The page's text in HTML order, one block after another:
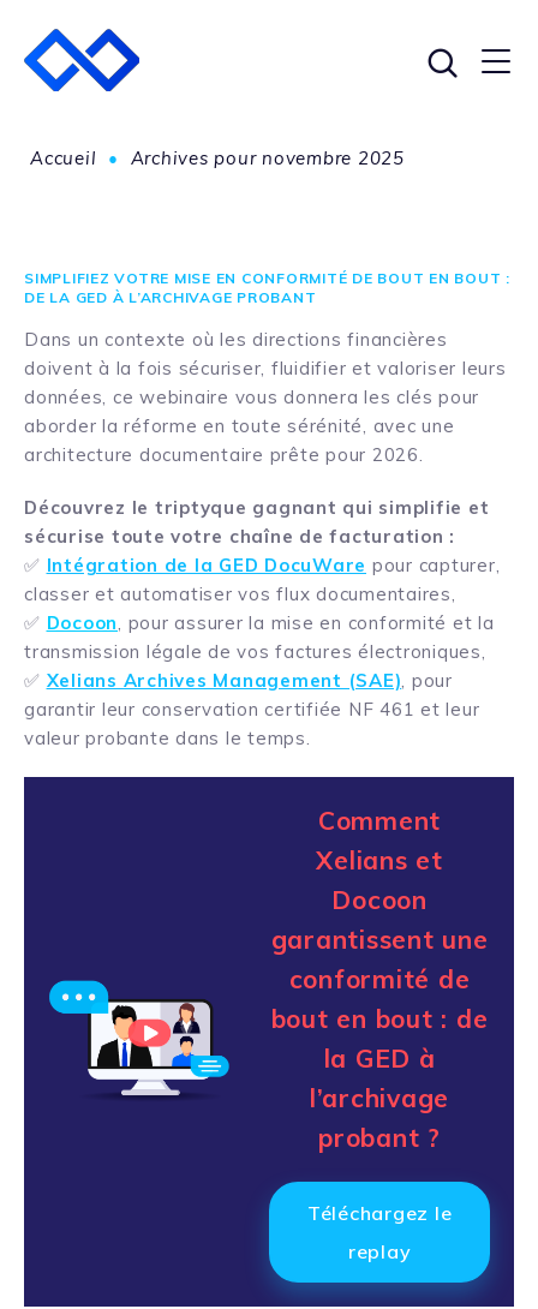
Accueil • Archives pour novembre 2025
SIMPLIFIEZ VOTRE MISE EN CONFORMITÉ DE BOUT EN BOUT :
DE LA GED À L’ARCHIVAGE PROBANT
Dans un contexte où les directions financières
doivent à la fois sécuriser, fluidifier et valoriser leurs
données, ce webinaire vous donnera les clés pour
aborder la réforme en toute sérénité, avec une
architecture documentaire prête pour 2026.
Découvrez le triptyque gagnant qui simplifie et
sécurise toute votre chaîne de facturation :
✅ Intégration de la GED DocuWare pour capturer,
classer et automatiser vos flux documentaires,
✅ Docoon, pour assurer la mise en conformité et la
transmission légale de vos factures électroniques,
✅ Xelians Archives Management (SAE), pour
garantir leur conservation certifiée NF 461 et leur
valeur probante dans le temps.
Comment
Xelians et
Docoon
garantissent une
conformité de
bout en bout : de
la GED à
l’archivage
probant ?
Téléchargez le
replay